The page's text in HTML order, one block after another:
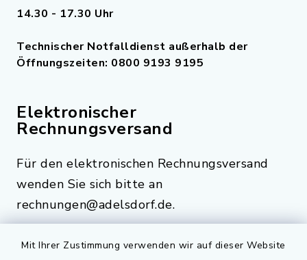
Mit Ihrer Zustimmung verwenden wir auf dieser Website
14.30 - 17.30 Uhr
Technischer Notfalldienst außerhalb der
Öffnungszeiten: 0800 9193 9195
Elektronischer
Rechnungsversand
Für den elektronischen Rechnungsversand
wenden Sie sich bitte an
rechnungen@adelsdorf.de.